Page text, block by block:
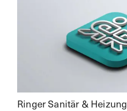
Ringer Sanitär & Heizung